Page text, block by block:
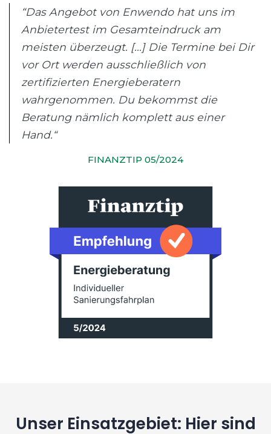
“Das Angebot von Enwendo hat uns im
Anbietertest im Gesamteindruck am
meisten überzeugt. [...] Die Termine bei Dir
vor Ort werden ausschließlich von
zertifizierten Energieberatern
wahrgenommen. Du bekommst die
Beratung nämlich komplett aus einer
Hand.“
FINANZTIP 05/2024
Unser Einsatzgebiet: Hier sind